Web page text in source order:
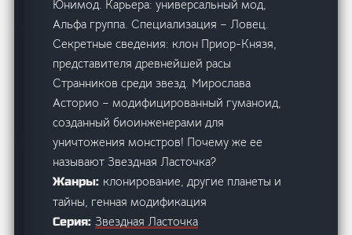
Юнимод. Карьера: универсальный мод,
Альфа группа. Специализация – Ловец.
Секретные сведения: клон Приор-Князя,
представителя древнейшей расы
Странников среди звезд. Мирослава
Асторио – модифицированный гуманоид,
созданный биоинженерами для
уничтожения монстров! Почему же ее
называют Звездная Ласточка?
Жанры: клонирование, другие планеты и
тайны, генная модификация
Серия:Звездная Ласточка